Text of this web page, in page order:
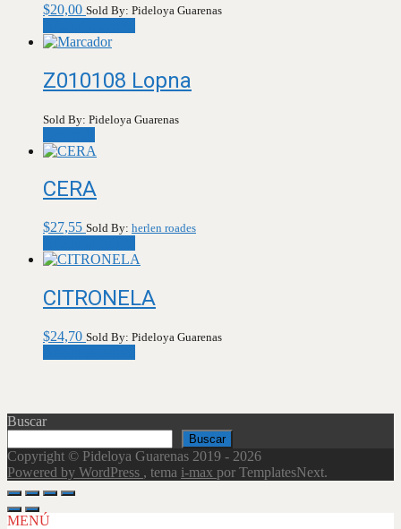
$20,00 Sold By: Pideloya Guarenas
Z010108 Lopna
Sold By: Pideloya Guarenas
CERA
$27,55 Sold By: herlen roades
CITRONELA
$24,70 Sold By: Pideloya Guarenas
Buscar
Buscar
Copyright © Pideloya Guarenas 2019 - 2026
Powered by WordPress , tema i-max por TemplatesNext.
Scroll
Up
MENÚ